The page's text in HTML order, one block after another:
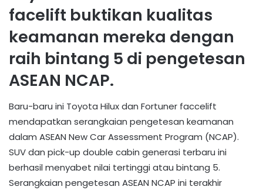
facelift buktikan kualitas
keamanan mereka dengan
raih bintang 5 di pengetesan
ASEAN NCAP.
Baru-baru ini Toyota Hilux dan Fortuner faccelift
mendapatkan serangkaian pengetesan keamanan
dalam ASEAN New Car Assessment Program (NCAP).
SUV dan pick-up double cabin generasi terbaru ini
berhasil menyabet nilai tertinggi atau bintang 5.
Serangkaian pengetesan ASEAN NCAP ini terakhir